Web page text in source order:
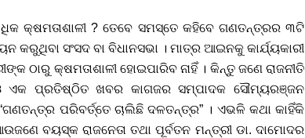
କ୍ଷମତାଶାଳୀ ? ତେବେ ସମସ୍ତେ କହିବେ ଗଣତନ୍ତ୍ରର ୩ଟି
ସଂସଦ ବା ବିଧାନସଭା । ମାତ୍ର ଆଇନକୁ କାର୍ଯ୍ୟକାରୀ
ଠାରୁ କ୍ଷମତାଶାଳୀ ହୋଇପାରିବ ନାହିଁ । କିନ୍ତୁ ଜଣେ ରାଜନୀତି
ଏକ ପ୍ରତିଷ୍ଠିତ ଖବର କାଗଜର ସମ୍ପାଦକ ସୌମ୍ୟରଞ୍ଜନ
ପରିବର୍ତ୍ତେ ଚାଲିଛି ଦଳତନ୍ତ୍ର” । ଏଭଳି କଥା କାହିଁକି
ବୟସ୍କ ରାଜନେତା ତଥା ପୂର୍ବତନ ମନ୍ତ୍ରୀ ଡା. ଦାମୋଦର